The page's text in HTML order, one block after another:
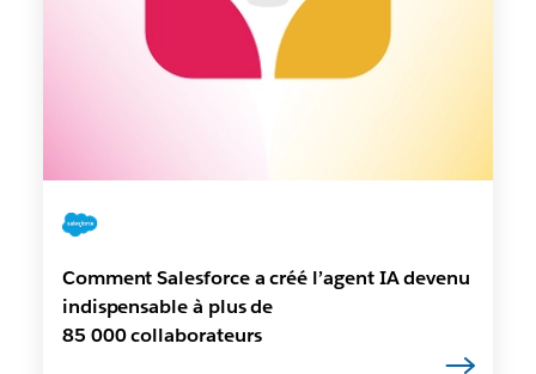
Comment Salesforce a créé l’agent IA devenu
indispensable à plus de
85 000 collaborateurs